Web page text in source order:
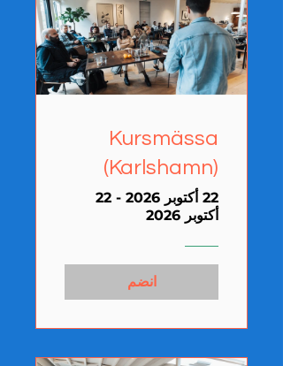
Kursmässa
(Karlshamn)
22 أكتوبر 2026 - 22
أكتوبر 2026
انضم